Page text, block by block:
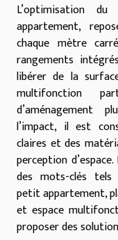
L’optimisation
appartement,
chaque mètre
rangements
libérer de la
multifonction
d’aménagement
l’impact, il est
claires et des
perception
des mots-clés tels
petit appartement,
et espace
proposer des